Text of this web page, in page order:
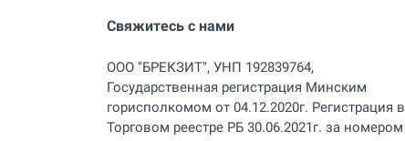
Свяжитесь с нами
ООО "БРЕКЗИТ", УНП 192839764,
Государственная регистрация Минским
горисполкомом от 04.12.2020г. Регистрация в
Торговом реестре РБ 30.06.2021г. за номером